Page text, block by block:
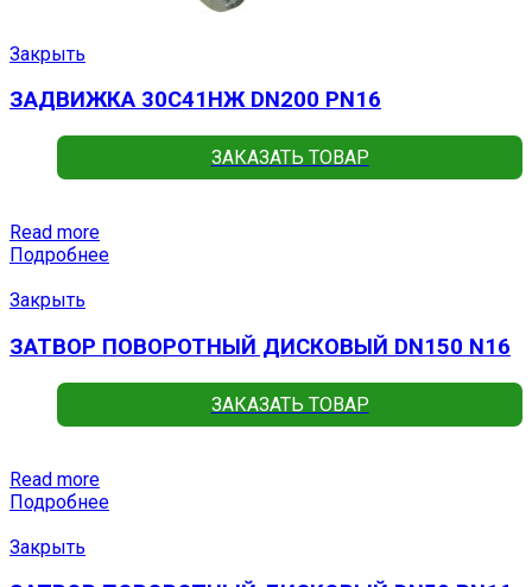
Закрыть
ЗАДВИЖКА 30С41НЖ DN200 PN16
ЗАКАЗАТЬ ТОВАР
Read more
Подробнее
Закрыть
ЗАТВОР ПОВОРОТНЫЙ ДИСКОВЫЙ DN150 N16
ЗАКАЗАТЬ ТОВАР
Read more
Подробнее
Закрыть